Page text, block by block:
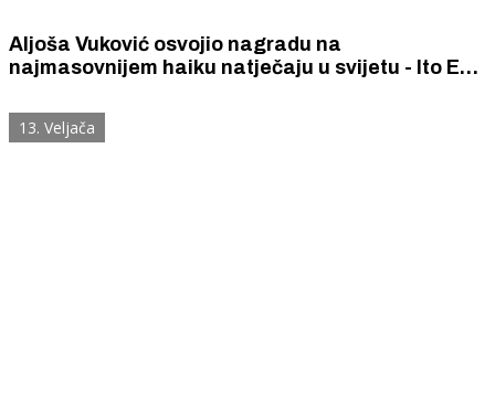
Aljoša Vuković osvojio nagradu na
najmasovnijem haiku natječaju u svijetu - Ito En
13. Veljača